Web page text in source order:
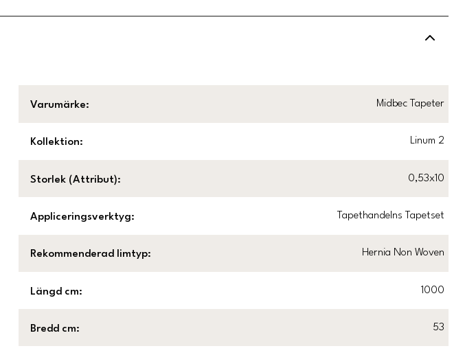
Varumärke: Midbec Tapeter
Kollektion: Linum 2
Storlek (Attribut): 0,53x10
Appliceringsverktyg: Tapethandelns Tapetset
Rekommenderad limtyp: Hernia Non Woven
Längd cm: 1000
Bredd cm: 53